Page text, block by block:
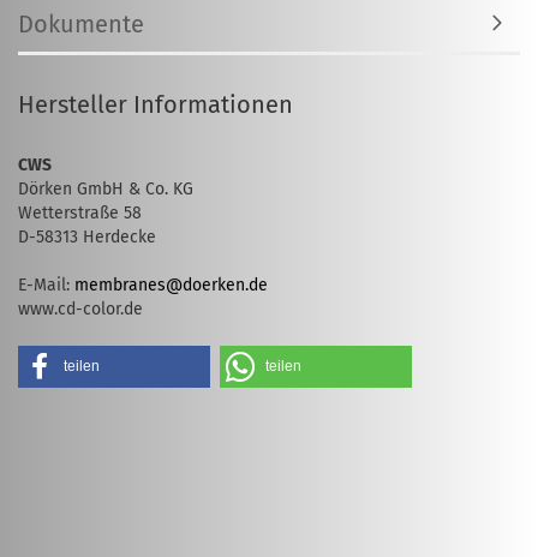
Dokumente
Hersteller Informationen
CWS
Dörken GmbH & Co. KG
Wetterstraße 58
D-58313 Herdecke
E-Mail: membranes@doerken.de
www.cd-color.de
teilen teilen